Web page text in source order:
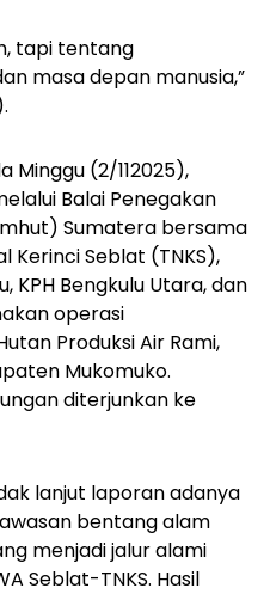
tapi tentang
masa depan manusia,”
Minggu (2/112025),
Balai Penegakan
Sumatera bersama
Kerinci Seblat (TNKS),
KPH Bengkulu Utara, dan
operasi
Produksi Air Rami,
Mukomuko.
diterjunkan ke
lanjut laporan adanya
bentang alam
menjadi jalur alami
Seblat-TNKS. Hasil